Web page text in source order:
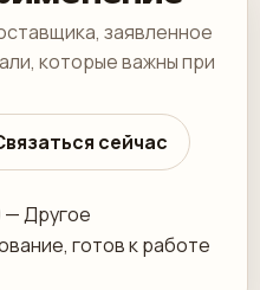
заявленное
которые важны при
сейчас
— Другое
готов к работе